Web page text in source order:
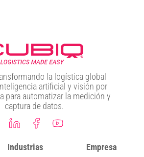
la logística global
artificial y visión por
para automatizar la medición y
captura de datos.
Industrias Empresa